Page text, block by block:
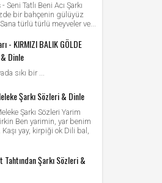
Seni Tatlı Beni Acı Şarkı
bir bahçenin gülüyüz
türlü türlü meyveler ve...
- KIRMIZI BALIK GÖLDE
Dinle
sıkı bir ...
Şarkı Sözleri & Dinle
Şarkı Sözleri Yarim
Ben yarimin, yar benim
yay, kirpiği ok Dili bal,
Şarkı Sözleri &